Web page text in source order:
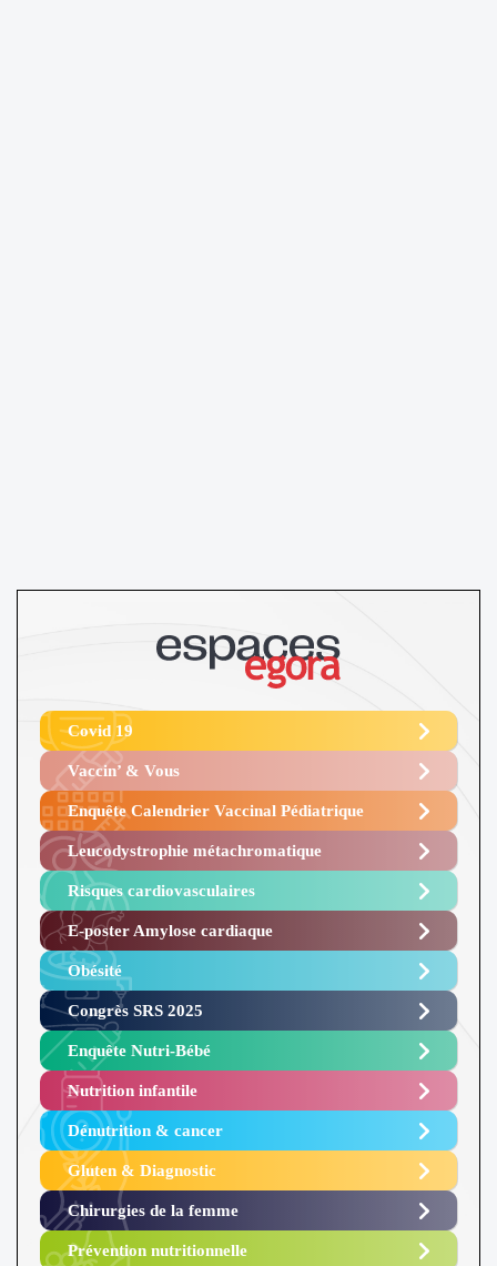
Covid 19
Vaccin’ & Vous
Enquête Calendrier Vaccinal Pédiatrique
Leucodystrophie métachromatique
Risques cardiovasculaires
E-poster Amylose cardiaque ​
Obésité ​
Congrès SRS 2025 ​
Enquête Nutri-Bébé ​
Nutrition infantile
Dénutrition & cancer
Gluten & Diagnostic
Chirurgies de la femme
Prévention nutritionnelle